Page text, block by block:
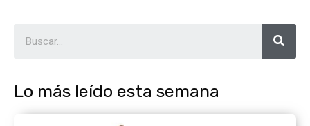
Lo más leído esta semana